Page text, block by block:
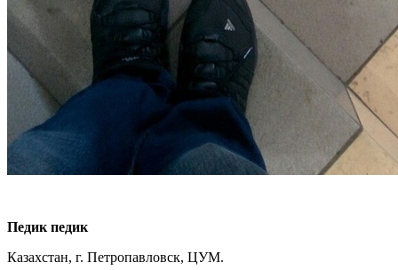
Педик педик
Казахстан, г. Петропавловск, ЦУМ.